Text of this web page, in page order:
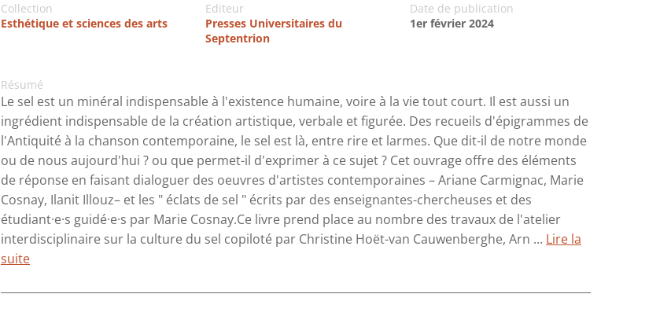
Collection
Esthétique et sciences des arts
Editeur
Presses Universitaires du
Septentrion
Date de publication
1er février 2024
Résumé
Le sel est un minéral indispensable à l'existence humaine, voire à la vie tout court. Il est aussi un
ingrédient indispensable de la création artistique, verbale et figurée. Des recueils d'épigrammes de
l'Antiquité à la chanson contemporaine, le sel est là, entre rire et larmes. Que dit-il de notre monde
ou de nous aujourd'hui ? ou que permet-il d'exprimer à ce sujet ? Cet ouvrage offre des éléments
de réponse en faisant dialoguer des oeuvres d'artistes contemporaines – Ariane Carmignac, Marie
Cosnay, Ilanit Illouz– et les " éclats de sel " écrits par des enseignantes-chercheuses et des
étudiant·e·s guidé·e·s par Marie Cosnay.Ce livre prend place au nombre des travaux de l'atelier
interdisciplinaire sur la culture du sel copiloté par Christine Hoët-van Cauwenberghe, Arn ... Lire la
suite